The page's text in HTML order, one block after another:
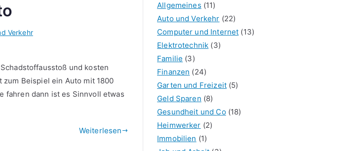
Verkehr
und kosten
Beispiel ein Auto mit 1800
fahren dann ist es Sinnvoll etwas
Weiterlesen
Allgemeines (11)
Auto und Verkehr (22)
Computer und Internet (13)
Elektrotechnik (3)
Familie (3)
Finanzen (24)
Garten und Freizeit(5)
Geld Sparen (8)
Gesundheit und Co(18)
Heimwerker (2)
Immobilien (1)